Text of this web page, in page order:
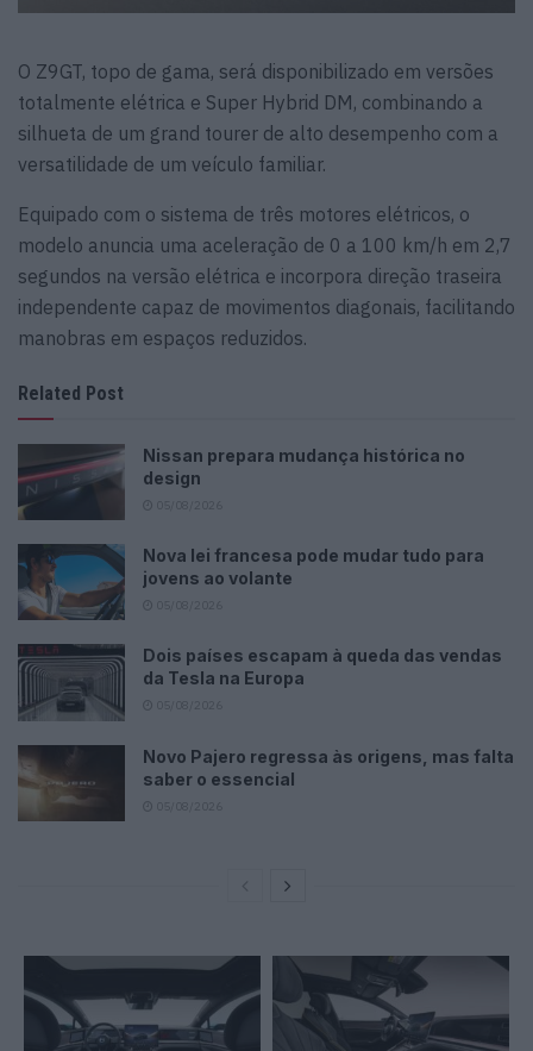
O Z9GT, topo de gama, será disponibilizado em versões
totalmente elétrica e Super Hybrid DM, combinando a
silhueta de um grand tourer de alto desempenho com a
versatilidade de um veículo familiar.
Equipado com o sistema de três motores elétricos, o
modelo anuncia uma aceleração de 0 a 100 km/h em 2,7
segundos na versão elétrica e incorpora direção traseira
independente capaz de movimentos diagonais, facilitando
manobras em espaços reduzidos.
Related Post
Nissan prepara mudança histórica no
design
Nova lei francesa pode mudar tudo para
jovens ao volante
Dois países escapam à queda das vendas
da Tesla na Europa
Novo Pajero regressa às origens, mas falta
saber o essencial